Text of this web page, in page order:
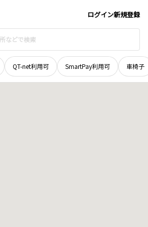
ログイン新規登録
QT-net利用可 SmartPay利用可 車椅子